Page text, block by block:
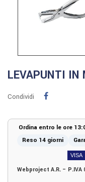
LEVAPUNTI IN
Condividi
Ordina entro le ore
Reso 14 giorni
Webproject A.R. – P.IVA